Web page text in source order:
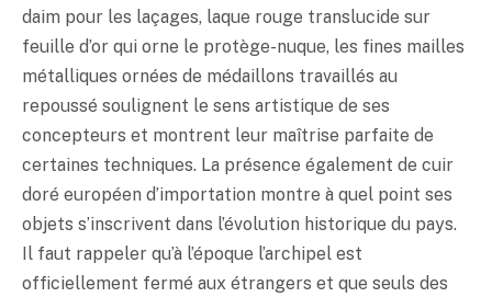
daim pour les laçages, laque rouge translucide sur
feuille d’or qui orne le protège-nuque, les fines mailles
métalliques ornées de médaillons travaillés au
repoussé soulignent le sens artistique de ses
concepteurs et montrent leur maîtrise parfaite de
certaines techniques. La présence également de cuir
doré européen d’importation montre à quel point ses
objets s’inscrivent dans l’évolution historique du pays.
Il faut rappeler qu’à l’époque l’archipel est
officiellement fermé aux étrangers et que seuls des